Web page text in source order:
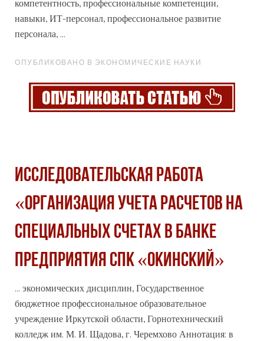
компетентность, профессиональные компетенции,
навыки, ИТ-персонал, профессиональное развитие
персонала, ...
ОПУБЛИКОВАНО В ЭКОНОМИЧЕСКИЕ НАУКИ
Исследовательская работа
«Организация учета расчетов на
специальных счетах в банке
предприятия СПК «Окинский»
... экономических дисциплин, Государственное
бюджетное профессиональное образовательное
учреждение Иркутской области, Горнотехнический
колледж им. М. И. Щадова, г. Черемхово Аннотация: в